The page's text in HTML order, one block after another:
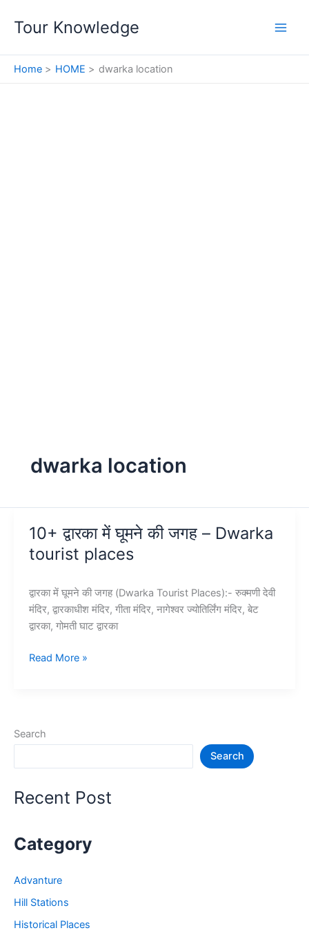
Tour Knowledge
Home HOME dwarka location
dwarka location
10+ द्वारका में घूमने की जगह – Dwarka
tourist places
द्वारका में घूमने की जगह (Dwarka Tourist Places):- रुक्मणी देवी
मंदिर, द्वारकाधीश मंदिर, गीता मंदिर, नागेश्वर ज्योतिर्लिंग मंदिर, बेट
द्वारका, गोमती घाट द्वारका
10+
जगह
places
Read More »
Search
Search
Recent Post
Category
Advanture
Hill Stations
Historical Places